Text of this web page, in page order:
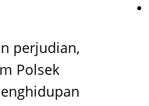
perjudian,
Polsek